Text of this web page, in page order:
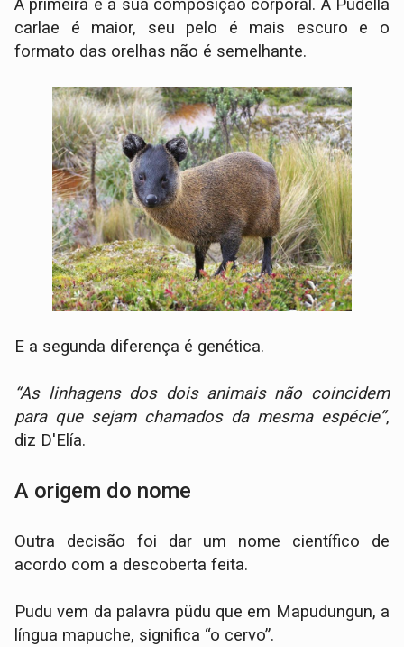
A primeira é a sua composição corporal. A Pudella
carlae é maior, seu pelo é mais escuro e o
formato das orelhas não é semelhante.
E a segunda diferença é genética.
“As linhagens dos dois animais não coincidem
para que sejam chamados da mesma espécie”,
diz D'Elía.
A origem do nome
Outra decisão foi dar um nome científico de
acordo com a descoberta feita.
Pudu vem da palavra püdu que em Mapudungun, a
língua mapuche, significa “o cervo”.